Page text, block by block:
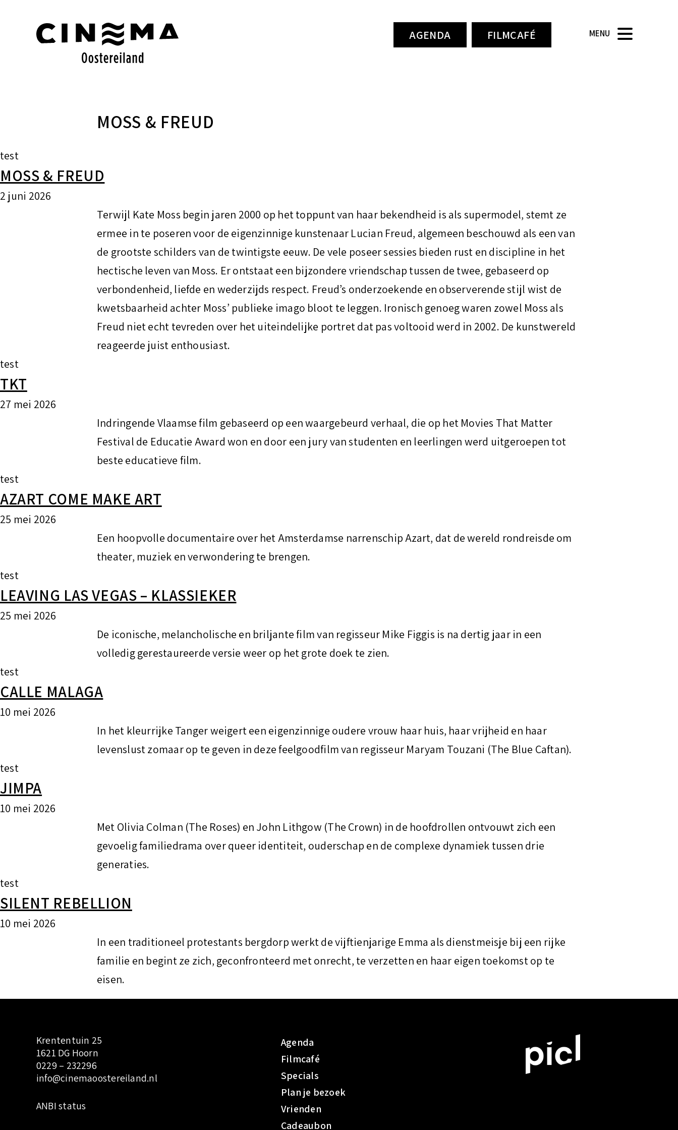
n
t
e
AGENDA FILMCAFÉ MENU
MOSS & FREUD
test
MOSS & FREUD
2 juni 2026
Terwijl Kate Moss begin jaren 2000 op het toppunt van haar bekendheid is als supermodel, stemt ze
ermee in te poseren voor de eigenzinnige kunstenaar Lucian Freud, algemeen beschouwd als een van
de grootste schilders van de twintigste eeuw. De vele poseer sessies bieden rust en discipline in het
hectische leven van Moss. Er ontstaat een bijzondere vriendschap tussen de twee, gebaseerd op
verbondenheid, liefde en wederzijds respect. Freud’s onderzoekende en observerende stijl wist de
kwetsbaarheid achter Moss’ publieke imago bloot te leggen. Ironisch genoeg waren zowel Moss als
Freud niet echt tevreden over het uiteindelijke portret dat pas voltooid werd in 2002. De kunstwereld
reageerde juist enthousiast.
test
TKT
27 mei 2026
Indringende Vlaamse film gebaseerd op een waargebeurd verhaal, die op het Movies That Matter
Festival de Educatie Award won en door een jury van studenten en leerlingen werd uitgeroepen tot
beste educatieve film.
test
AZART COME MAKE ART
25 mei 2026
Een hoopvolle documentaire over het Amsterdamse narrenschip Azart, dat de wereld rondreisde om
theater, muziek en verwondering te brengen.
test
LEAVING LAS VEGAS – KLASSIEKER
25 mei 2026
De iconische, melancholische en briljante film van regisseur Mike Figgis is na dertig jaar in een
volledig gerestaureerde versie weer op het grote doek te zien.
test
CALLE MALAGA
10 mei 2026
In het kleurrijke Tanger weigert een eigenzinnige oudere vrouw haar huis, haar vrijheid en haar
levenslust zomaar op te geven in deze feelgoodfilm van regisseur Maryam Touzani (The Blue Caftan).
test
JIMPA
10 mei 2026
Met Olivia Colman (The Roses) en John Lithgow (The Crown) in de hoofdrollen ontvouwt zich een
gevoelig familiedrama over queer identiteit, ouderschap en de complexe dynamiek tussen drie
generaties.
test
SILENT REBELLION
10 mei 2026
In een traditioneel protestants bergdorp werkt de vijftienjarige Emma als dienstmeisje bij een rijke
familie en begint ze zich, geconfronteerd met onrecht, te verzetten en haar eigen toekomst op te
eisen.
Krententuin 25
1621 DG Hoorn
0229 – 232296
info@cinemaoostereiland.nl
ANBI status:
Agenda
Filmcafé
Specials
Plan je bezoek
Vrienden
Cadeaubon